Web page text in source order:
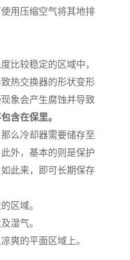
用压缩空气将其地排
比较稳定的区域中，
热交换器的形状变形
象会产生腐蚀并导致
含在保里。
么冷却器需要储存至
外，基本的则是保护
此来，即可长期保存
区域。
湿气。
爽的平面区域上。